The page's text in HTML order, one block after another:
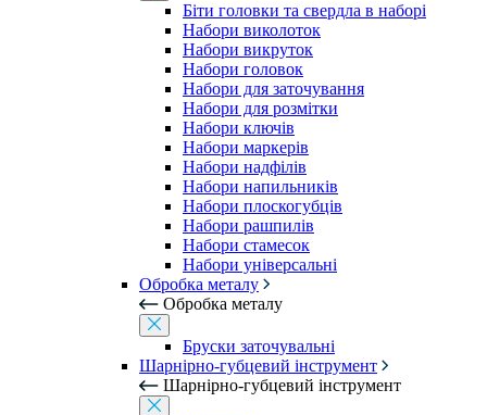
Біти головки та свердла в наборі
Набори виколоток
Набори викруток
Набори головок
Набори для заточування
Набори для розмітки
Набори ключів
Набори маркерів
Набори надфілів
Набори напильників
Набори плоскогубців
Набори рашпилів
Набори стамесок
Набори універсальні
Обробка металу
Обробка металу
Бруски заточувальні
Шарнірно-губцевий інструмент
Шарнірно-губцевий інструмент